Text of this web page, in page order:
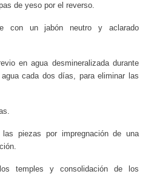
de yeso por el reverso.
con un jabón neutro y aclarado
en agua desmineralizada durante
cada dos días, para eliminar las
las piezas por impregnación de una
temples y consolidación de los